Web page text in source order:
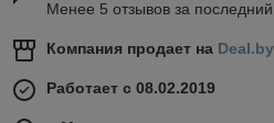
Менее 5 отзывов за последний
Компания продает на Deal.by
Работает с 08.02.2019